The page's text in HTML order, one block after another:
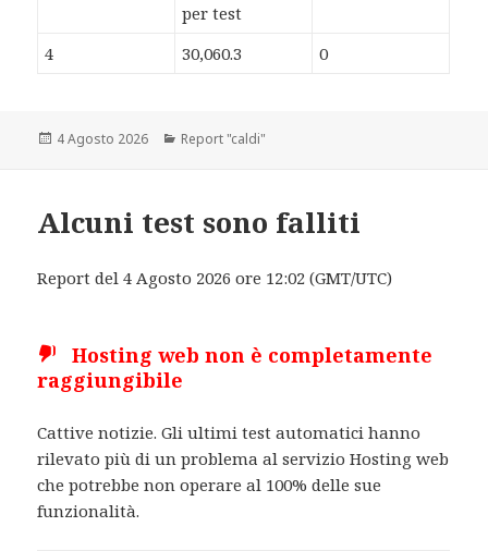
per test
4 30,060.3 0
Scritto
4 Agosto 2026 Categorie
Report "caldi"
Alcuni test sono falliti
Report del 4 Agosto 2026 ore 12:02 (GMT/UTC)
Hosting web non è completamente
raggiungibile
Cattive notizie. Gli ultimi test automatici hanno
rilevato più di un problema al servizio Hosting web
che potrebbe non operare al 100% delle sue
funzionalità.